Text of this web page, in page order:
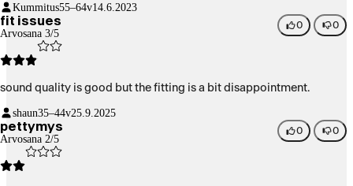
kalleimmissa malleissa, mutta minulle tärkeämpää on se, etteivät
nämä napit esim. korosta bassotaajuuksia tai vaimenna jotain
osaa diskantista. Sennheiserin ja Sonyn lippulaivamallit, jotka
muuten ovat oman hintaluokkansa kilpailijoita parempia
äänenlaadultaan, ovat tältä osin yllättävän epäluotettavia: bassoa
Kummitus55–64v14.6.2023
fit issues
Arvosana 3/5
0 0
sound quality is good but the fitting is a bit disappointment.
shaun35–44v25.9.2025
pettymys
Arvosana 2/5
0 0